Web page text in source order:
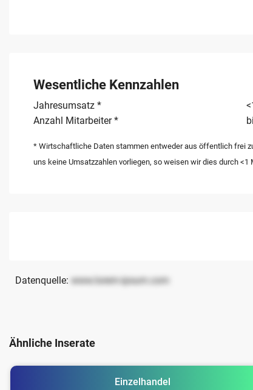
Wesentliche Kennzahlen
Jahresumsatz *
Anzahl Mitarbeiter *
* Wirtschaftliche Daten stammen entweder aus öffentlich frei
uns keine Umsatzzahlen vorliegen, so weisen wir dies durch
Datenquelle: www.lorem-ipsum.com
Ähnliche Inserate
Einzelhandel